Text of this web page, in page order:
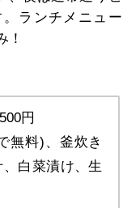
ランチメニュー
！
円
無料)、釜炊き
白菜漬け、生